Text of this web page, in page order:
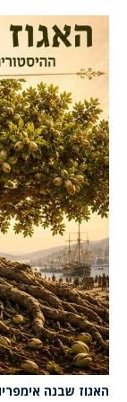
האגוז שבנה